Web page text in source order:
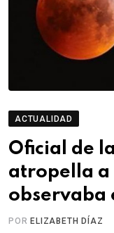
ACTUALIDAD
Oficial de
atropella a
observaba
PORELIZABETH DÍAZ